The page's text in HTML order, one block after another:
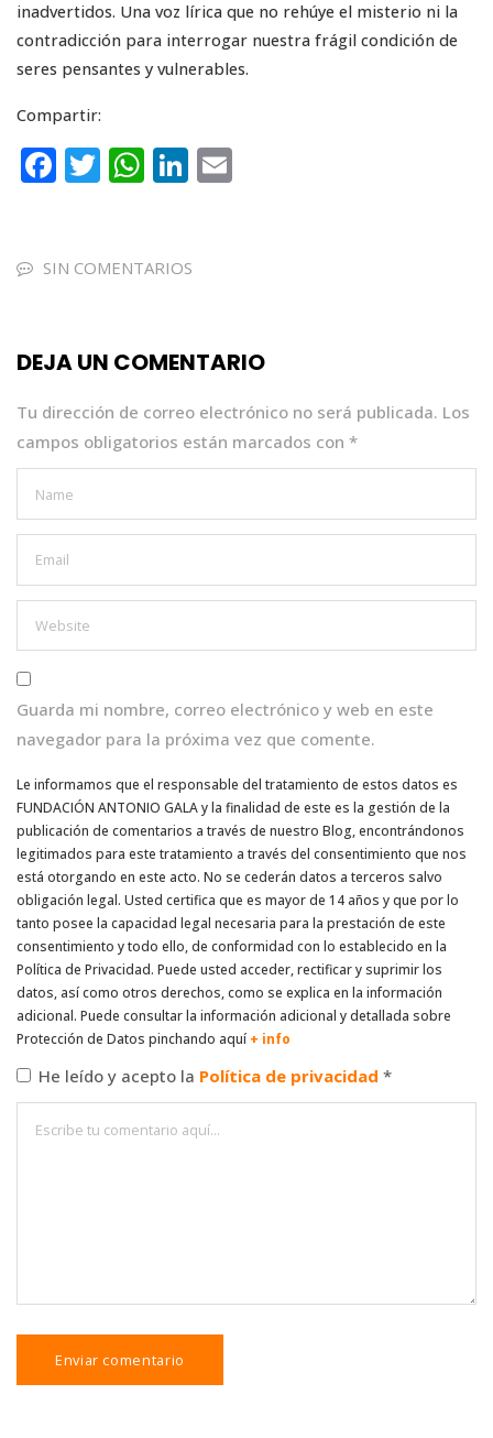
inadvertidos. Una voz lírica que no rehúye el misterio ni la
contradicción para interrogar nuestra frágil condición de
seres pensantes y vulnerables.
Compartir:
F
e
o
k
T
te
W
ts
p
Li
e
SIN COMENTARIOS
DEJA UN COMENTARIO
Tu dirección de correo electrónico no será publicada. Los
campos obligatorios están marcados con *
Guarda mi nombre, correo electrónico y web en este
navegador para la próxima vez que comente.
Le informamos que el responsable del tratamiento de estos datos es
FUNDACIÓN ANTONIO GALA y la finalidad de este es la gestión de la
publicación de comentarios a través de nuestro Blog, encontrándonos
legitimados para este tratamiento a través del consentimiento que nos
está otorgando en este acto. No se cederán datos a terceros salvo
obligación legal. Usted certifica que es mayor de 14 años y que por lo
tanto posee la capacidad legal necesaria para la prestación de este
consentimiento y todo ello, de conformidad con lo establecido en la
Política de Privacidad. Puede usted acceder, rectificar y suprimir los
datos, así como otros derechos, como se explica en la información
adicional. Puede consultar la información adicional y detallada sobre
Protección de Datos pinchando aquí + info
He leído y acepto la Política de privacidad *